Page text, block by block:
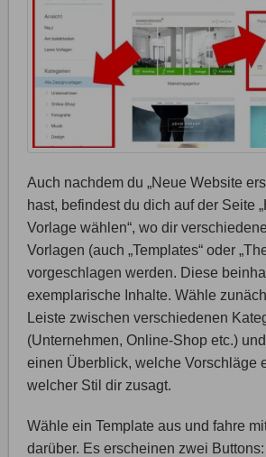
Auch nachdem du „Neue Website
hast, befindest du dich auf der Seite
Vorlage wählen“, wo dir
Vorlagen (auch „Templates“ oder
vorgeschlagen werden. Diese
exemplarische Inhalte. Wähle
Leiste zwischen verschiedenen
(Unternehmen, Online-Shop etc.)
einen Überblick, welche Vorschläge
welcher Stil dir zusagt.
Wähle ein Template aus und fahre
darüber. Es erscheinen zwei Buttons: